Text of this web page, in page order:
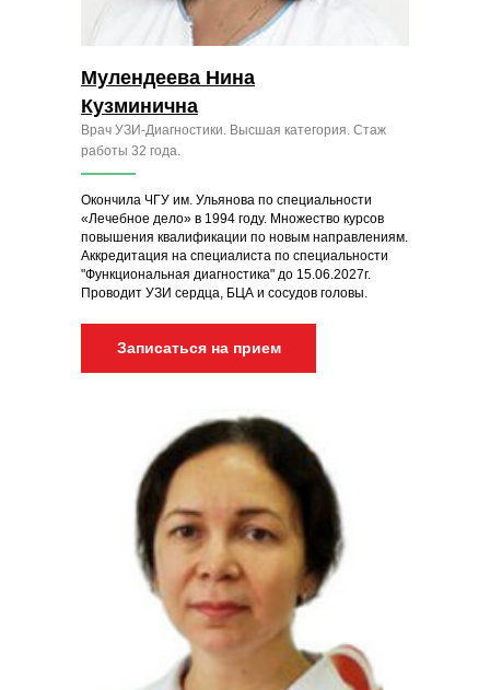
Врач УЗИ-Диагностики. Высшая категория. Стаж
работы 32 года.
Мулендеева Нина
Кузминична
Окончила ЧГУ им. Ульянова по специальности
«Лечебное дело» в 1994 году. Множество курсов
повышения квалификации по новым направлениям.
Аккредитация на специалиста по специальности
"Функциональная диагностика" до 15.06.2027г.
Проводит УЗИ сердца, БЦА и сосудов головы.
Записаться на прием